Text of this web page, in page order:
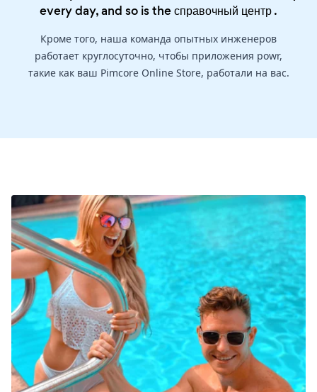
every day, and so is theсправочный центр.
Кроме того, наша команда опытных инженеров
работает круглосуточно, чтобы приложения powr,
такие как ваш Pimcore Online Store, работали на вас.